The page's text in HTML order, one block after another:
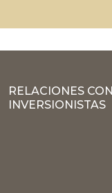
RELACIONES CON
INVERSIONISTAS